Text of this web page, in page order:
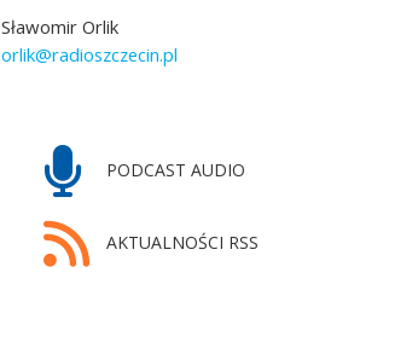
Sławomir Orlik
orlik@radioszczecin.pl
PODCAST AUDIO
AKTUALNOŚCI RSS